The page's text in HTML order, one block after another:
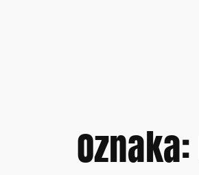
Oznaka: